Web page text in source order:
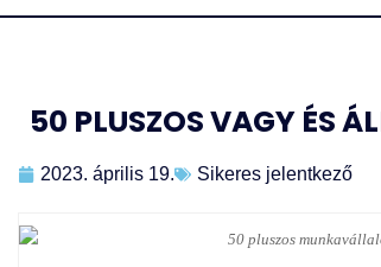
50 PLUSZOS VAGY ÉS
2023. április 19. Sikeres jelentkező